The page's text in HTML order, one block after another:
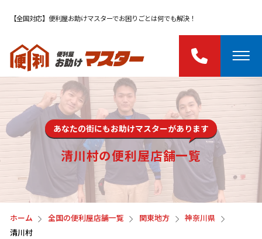
【全国対応】便利屋お助けマスターでお困りごとは何でも解決！
あなたの街にもお助けマスターがあります
清川村の便利屋店舗一覧
ホーム 全国の便利屋店舗一覧 関東地方
神奈川県
清川村